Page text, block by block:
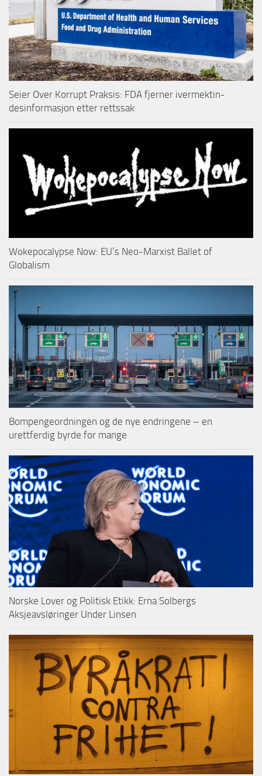
Seier Over Korrupt Praksis: FDA fjerner ivermektin-
desinformasjon etter rettssak
Wokepocalypse Now: EU’s Neo-Marxist Ballet of
Globalism
Bompengeordningen og de nye endringene – en
urettferdig byrde for mange
Norske Lover og Politisk Etikk: Erna Solbergs
Aksjeavsløringer Under Linsen